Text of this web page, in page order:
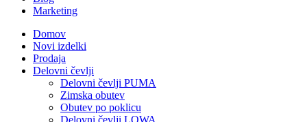
Marketing
Domov
Novi izdelki
Prodaja
Delovni čevlji
Delovni čevlji PUMA
Zimska obutev
Obutev po poklicu
Delovni čevlji LOWA